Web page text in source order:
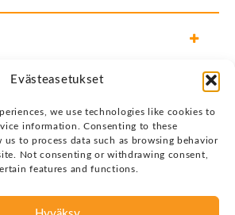
Evästeasetukset
we use technologies like cookies to
information. Consenting to these
to process data such as browsing behavior
Not consenting or withdrawing consent,
features and functions.